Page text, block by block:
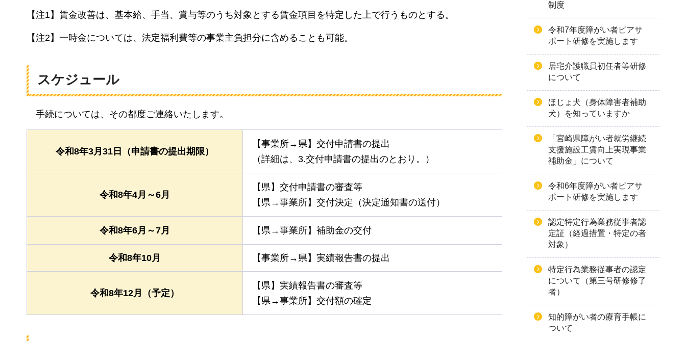
【注1】賃金改善は、基本給、手当、賞与等のうち対象とする賃金項目を特定した上で行うものとする。
【注2】一時金については、法定福利費等の事業主負担分に含めることも可能。
スケジュール
手続については、その都度ご連絡いたします。
令和8年3月31日（申請書の提出期限）
【事業所→県】交付申請書の提出
（詳細は、3.交付申請書の提出のとおり。）
令和8年4月～6月
【県】交付申請書の審査等
【県→事業所】交付決定（決定通知書の送付）
令和8年6月～7月 【県→事業所】補助金の交付
令和8年10月 【事業所→県】実績報告書の提出
令和8年12月（予定）
【県】実績報告書の審査等
【県→事業所】交付額の確定
制度
令和7年度障がい者ピアサ
ポート研修を実施します
居宅介護職員初任者等研修
について
ほじょ犬（身体障害者補助
犬）を知っていますか
「宮崎県障がい者就労継続
支援施設工賃向上実現事業
補助金」について
令和6年度障がい者ピアサ
ポート研修を実施します
認定特定行為業務従事者認
定証（経過措置・特定の者
対象）
特定行為業務従事者の認定
について（第三号研修修了
者）
知的障がい者の療育手帳に
ついて